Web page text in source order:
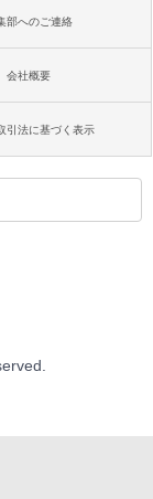
部へのご連絡
会社概要
引法に基づく表示